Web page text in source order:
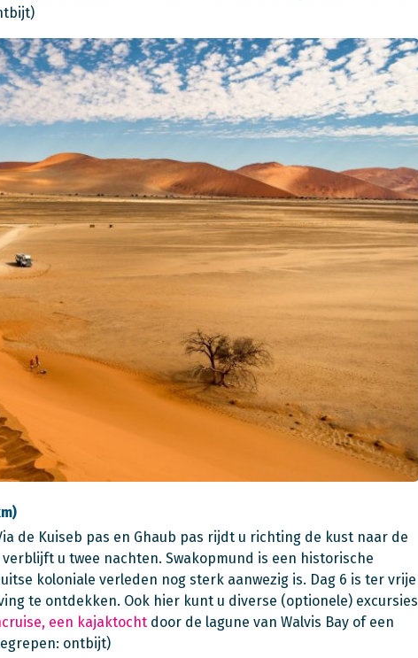
de Kuiseb pas en Ghaub pas rijdt u richting de kust naar de
u twee nachten. Swakopmund is een historische
koloniale verleden nog sterk aanwezig is. Dag 6 is ter vrije
te ontdekken. Ook hier kunt u diverse (optionele) excursies
een kajaktocht door de lagune van Walvis Bay of een
ontbijt)